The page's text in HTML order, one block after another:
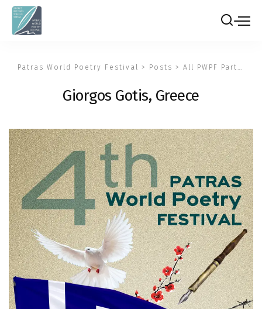
Patras World Poetry Festival > Posts > All PWPF Participants
Giorgos Gotis, Greece